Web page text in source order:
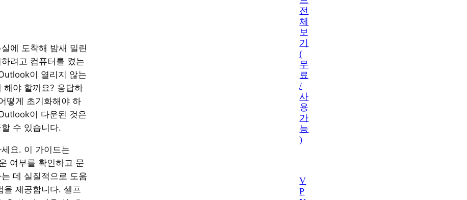
에 도착해 밤새 밀린
려고 컴퓨터를 켰는
이 열리지 않는
해야 할까요? 응답하
떻게 초기화해야 하
이 다운된 것은
수 있습니다.
요. 이 가이드는
여부를 확인하고 문
데 실질적으로 도움
을 제공합니다. 셀프
전
체
보
기
(
무
료
/
사
용
가
능
)
V
P